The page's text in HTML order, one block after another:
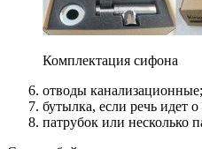
Комплектация сифона
отводы канализационные;
бутылка, если речь идет
патрубок или несколько